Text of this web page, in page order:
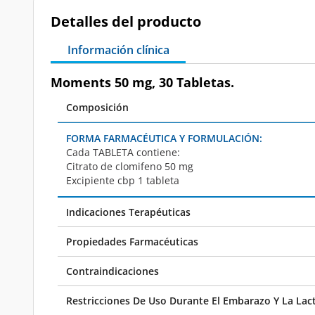
Detalles del producto
Información clínica
Moments 50 mg, 30 Tabletas.
Composición
FORMA FARMACÉUTICA Y FORMULACIÓN:
Cada TABLETA contiene:
Citrato de clomifeno 50 mg
Excipiente cbp 1 tableta
Indicaciones Terapéuticas
Propiedades Farmacéuticas
Contraindicaciones
Restricciones De Uso Durante El Embarazo Y La